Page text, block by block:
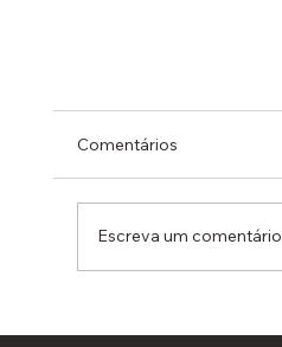
Comentários
Escreva um comentário